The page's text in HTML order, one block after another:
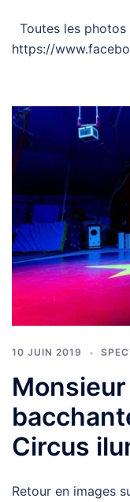
Toutes les photos
https://
10 JUIN 2019
Circus
Retour en images